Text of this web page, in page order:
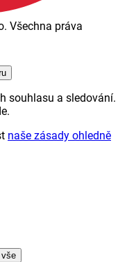
Všechna práva
souhlasu a sledování.
naše zásady ohledně